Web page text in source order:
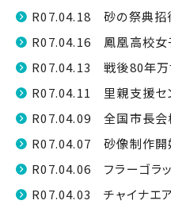
R07.04.18 砂の祭典招
R07.04.16 鳳凰高校女
R07.04.13 戦後80年万
R07.04.11 里親支援セ
R07.04.09 全国市長会
R07.04.07 砂像制作開
R07.04.06 フラーゴラ
R07.04.03 チャイナエ